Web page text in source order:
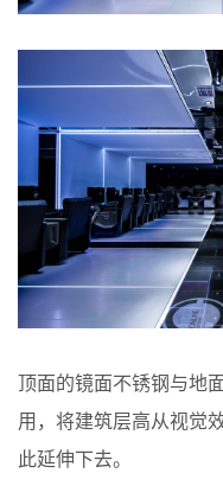
顶面的镜面不锈钢与地
用，将建筑层高从视觉
此延伸下去。